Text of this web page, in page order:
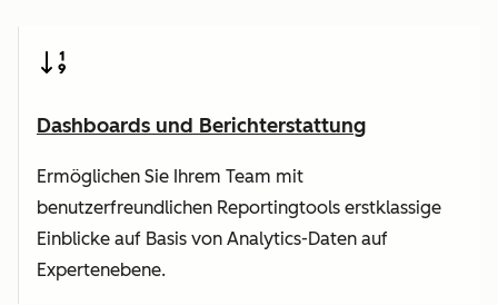
Dashboards und Berichterstattung
Ermöglichen Sie Ihrem Team mit
benutzerfreundlichen Reportingtools erstklassige
Einblicke auf Basis von Analytics-Daten auf
Expertenebene.